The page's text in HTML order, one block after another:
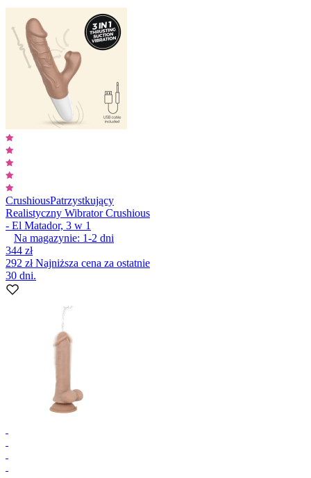
CrushiousPatrzystkujący
Realistyczny Wibrator Crushious
- El Matador, 3 w 1
Na magazynie: 1-2 dni
344 zł
292 złNajniższa cena za ostatnie
30 dni.